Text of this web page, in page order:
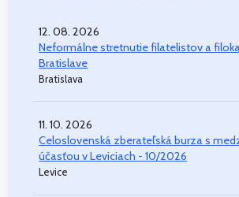
12. 08. 2026
Neformálne stretnutie filatelistov a
Bratislave
Bratislava
11. 10. 2026
Celoslovenská zberateľská burza s
účasťou v Leviciach - 10/2026
Levice